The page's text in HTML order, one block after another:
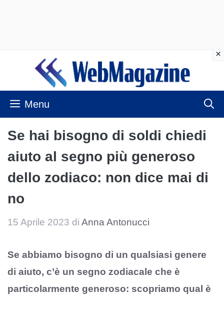
contenuto
Menu
Se hai bisogno di soldi chiedi
aiuto al segno più generoso
dello zodiaco: non dice mai di
no
15 Aprile 2023 di Anna Antonucci
Se abbiamo bisogno di un qualsiasi genere
di aiuto, c’è un segno zodiacale che è
particolarmente generoso: scopriamo qual è